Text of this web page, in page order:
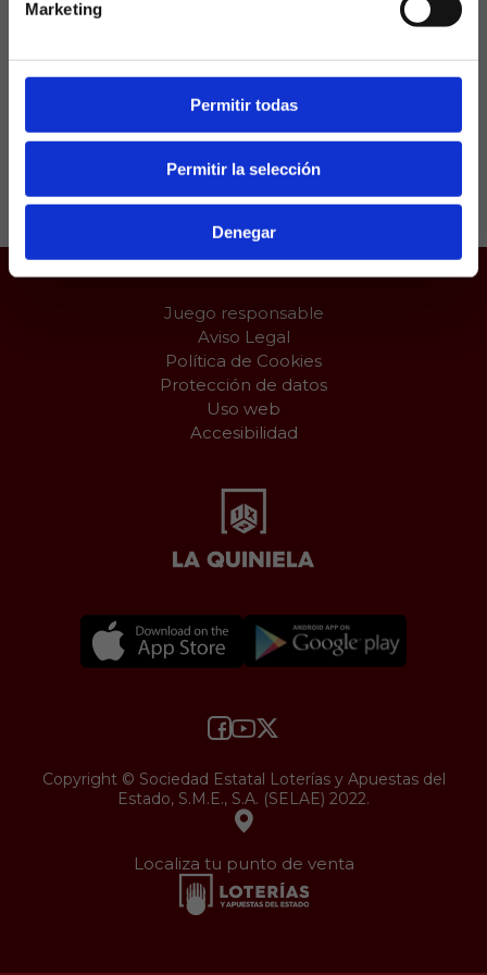
Marketing
Permitir todas
Permitir la selección
Denegar
La nueva generación de La Masía pide paso en el
once titular del Barcelona y apunta a la mejor
solución posible.
Juego responsable
Aviso Legal
Política de Cookies
Protección de datos
Uso web
Accesibilidad
Copyright © Sociedad Estatal Loterías y Apuestas del
Estado, S.M.E., S.A. (SELAE) 2022.
Localiza tu punto de venta